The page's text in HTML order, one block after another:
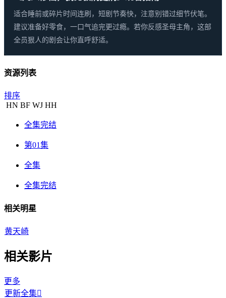
适合睡前或碎片时间连刷，短剧节奏快，注意别错过细节伏笔。
建议准备好零食，一口气追完更过瘾。若你反感圣母主角，这部
全员狠人的剧会让你直呼舒适。
资源列表
排序
HN BF WJ HH
全集完结
第01集
全集
全集完结
相关明星
黄天崎
相关影片
更多
更新全集